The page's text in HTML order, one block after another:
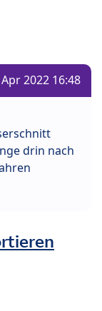
2022 16:48
drin nach